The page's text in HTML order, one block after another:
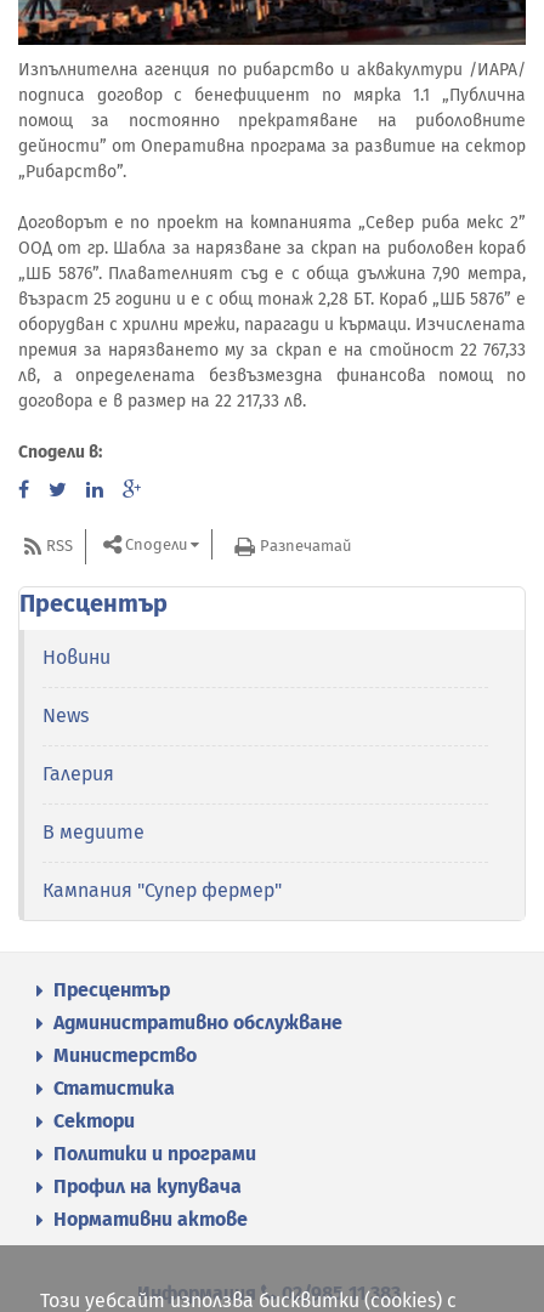
Изпълнителна агенция по рибарство и аквакултури /ИАРА/
подписа договор с бенефициент по мярка 1.1 „Публична
помощ за постоянно прекратяване на риболовните
дейности” от Оперативна програма за развитие на сектор
„Рибарство”.
Договорът е по проект на компанията „Север риба мекс 2”
ООД от гр. Шабла за нарязване за скрап на риболовен кораб
„ШБ 5876”. Плавателният съд е с обща дължина 7,90 метра,
възраст 25 години и е с общ тонаж 2,28 БТ. Кораб „ШБ 5876” е
оборудван с хрилни мрежи, парагади и кърмаци. Изчислената
премия за нарязването му за скрап е на стойност 22 767,33
лв, а определената безвъзмездна финансова помощ по
договора е в размер на 22 217,33 лв.
Сподели в:
RSS Сподели Разпечатай
Пресцентър
Новини
News
Галерия
В медиите
Кампания "Супер фермер"
Пресцентър
Административно обслужване
Министерство
Статистика
Сектори
Политики и програми
Профил на купувача
Нормативни актове
Информация 02/985 11 383
Този уебсайт използва бисквитки (cookies) с